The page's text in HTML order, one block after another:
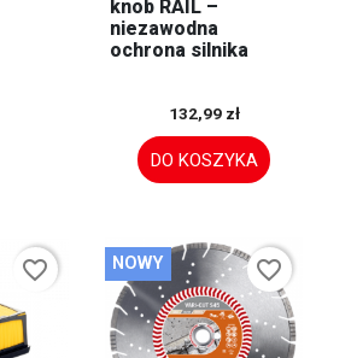
knob RAIL –
niezawodna
ochrona silnika
132,99 zł
DO KOSZYKA
favorite_border NOWY favorite_border